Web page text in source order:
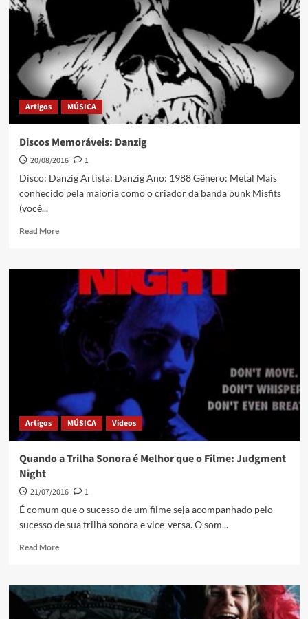
Artigos MÚSICA
Discos Memoráveis: Danzig
20/08/2016
1
Disco: Danzig Artista: Danzig Ano: 1988 Gênero: Metal Mais
conhecido pela maioria como o criador da banda punk Misfits
(você...
Read More
Artigos MÚSICA Vídeos
Quando a Trilha Sonora é Melhor que o Filme: Judgment
Night
21/07/2016
1
É comum que o sucesso de um filme seja acompanhado pelo
sucesso de sua trilha sonora e vice-versa. O som...
Read More